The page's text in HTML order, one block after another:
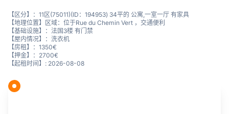
【区分】：11区(75011)(ID：194953) 34平的 公寓,一室一厅 有家具
【地理位置】区域：位于Rue du Chemin Vert ，交通便利
【基础设施】：法国3楼 有门禁
【屋内情况】：洗衣机
【房租】：1350€
【押金】：2700€
【起租时间】: 2026-08-08